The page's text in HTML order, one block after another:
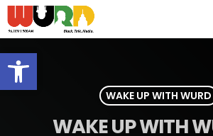
Open toolbar
WAKE UP WITH WURD
WAKE UP WITH